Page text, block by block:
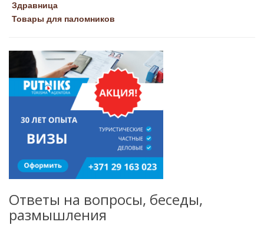
Здравница
Товары для паломников
Ответы на вопросы, беседы,
размышления